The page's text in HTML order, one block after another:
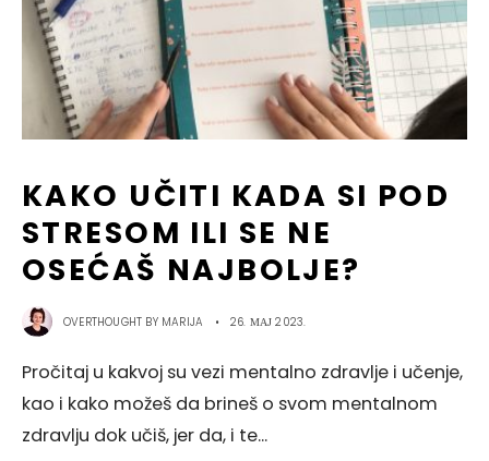
KAKO UČITI KADA SI POD
STRESOM ILI SE NE
OSEĆAŠ NAJBOLJE?
OVERTHOUGHT BY MARIJA • 26. МАЈ 2023.
Pročitaj u kakvoj su vezi mentalno zdravlje i učenje,
kao i kako možeš da brineš o svom mentalnom
zdravlju dok učiš, jer da, i te...